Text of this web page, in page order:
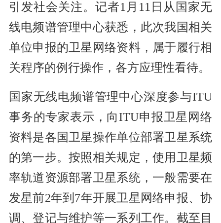
引发社会关注。记者1月11日从国家无
线电频谱管理中心获悉，此次我国相关
单位申报的卫星网络资料，属于履行相
关程序的例行操作，各方应理性看待。
国家无线电频谱管理中心深度参与ITU
事务的专家表示，向ITU申报卫星网络
资料是各国卫星操作单位部署卫星系统
的第一步。按照相关规定，使用卫星频
率轨道资源部署卫星系统，一般需要在
发星前2年到7年开展卫星网络申报、协
调、登记与维护等一系列工作。截至目